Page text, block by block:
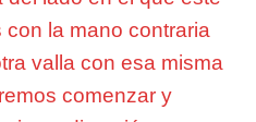
la mano contraria
valla con esa misma
comenzar y